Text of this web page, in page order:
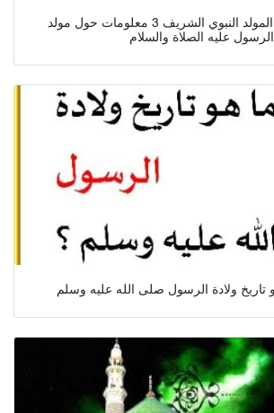
تاريخ ذكرى عيد المولد النبوي الشريف 3 معلومات حول مولد
الرسول عليه الصلاة والسلام